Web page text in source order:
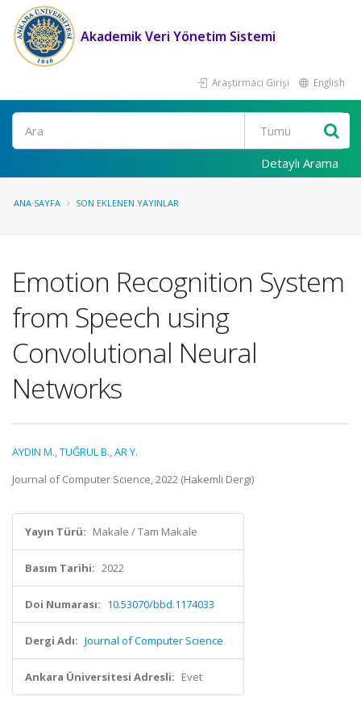
Akademik Veri Yönetim Sistemi
Araştırmacı Girişi English
Ara
Detaylı Arama
ANA SAYFA SON EKLENEN YAYINLAR
Emotion Recognition System
from Speech using
Convolutional Neural
Networks
AYDIN M.,TUĞRUL B.,AR Y.
Journal of Computer Science, 2022 (Hakemli Dergi)
Yayın Türü: Makale / Tam Makale
Basım Tarihi: 2022
Doi Numarası: 10.53070/bbd.1174033
Dergi Adı: Journal of Computer Science
Ankara Üniversitesi Adresli: Evet